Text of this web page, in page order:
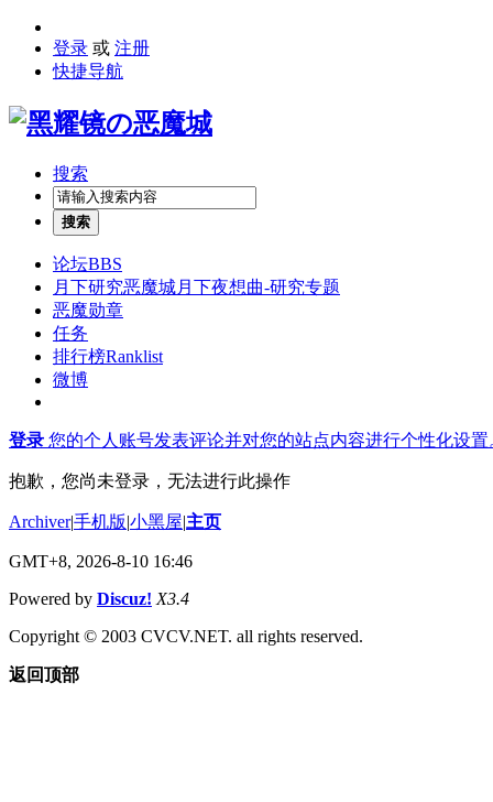
登录 或 注册
快捷导航
搜索
搜索
论坛BBS
月下研究恶魔城月下夜想曲-研究专题
恶魔勋章
任务
排行榜Ranklist
微博
登录 您的个人账号发表评论并对您的站点内容进行个性化设置
抱歉，您尚未登录，无法进行此操作
Archiver|手机版|小黑屋|主页
GMT+8, 2026-8-10 16:46
Powered by Discuz! X3.4
Copyright © 2003 CVCV.NET. all rights reserved.
返回顶部